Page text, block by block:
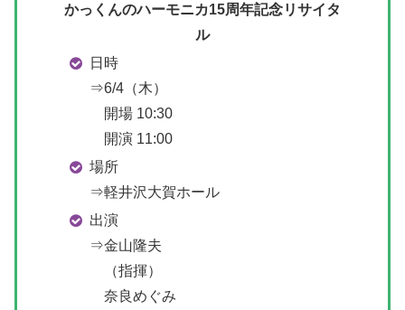
かっくんのハーモニカ15周年記念リサイタ
ル
日時
⇒6/4（木）
開場 10:30
開演 11:00
場所
⇒軽井沢大賀ホール
出演
⇒金山隆夫
（指揮）
奈良めぐみ